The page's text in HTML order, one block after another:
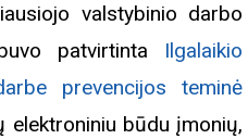
valstybinio darbo
patvirtinta Ilgalaikio
prevencijos teminė
elektroniniu būdu įmonių,